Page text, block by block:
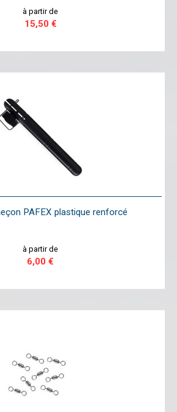
à partir de
15,50 €
PAFEX plastique renforcé
à partir de
6,00 €